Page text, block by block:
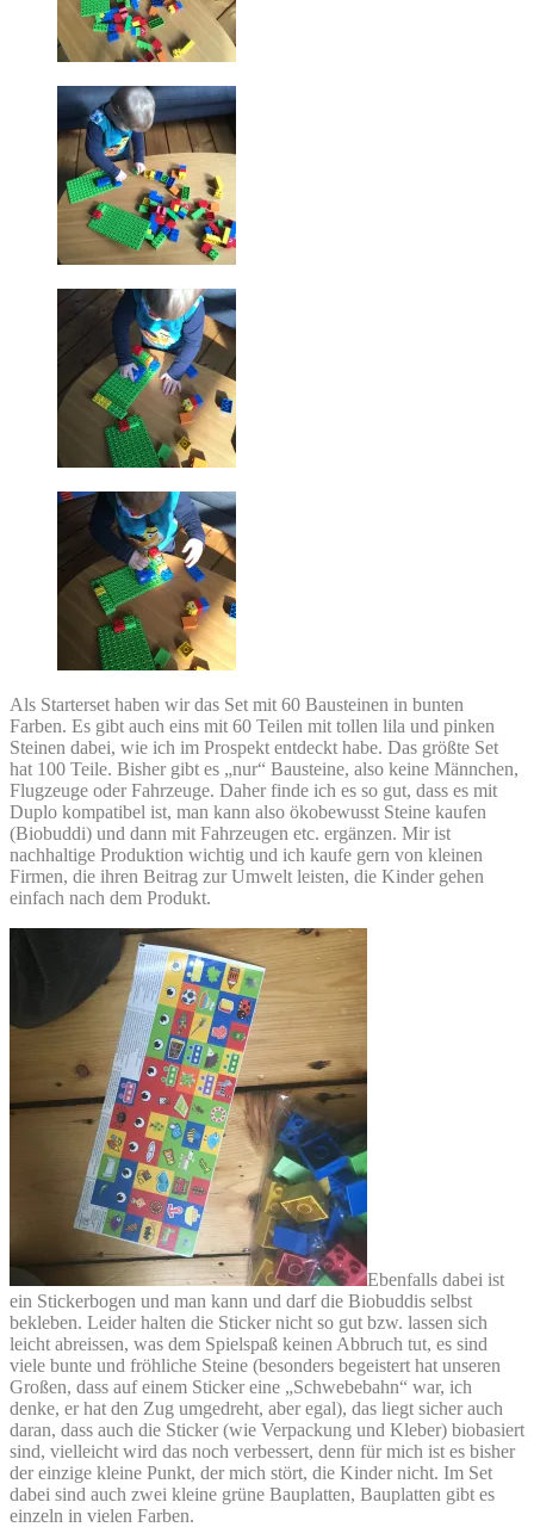
Als Starterset haben wir das Set mit 60 Bausteinen in bunten
Farben. Es gibt auch eins mit 60 Teilen mit tollen lila und pinken
Steinen dabei, wie ich im Prospekt entdeckt habe. Das größte Set
hat 100 Teile. Bisher gibt es „nur“ Bausteine, also keine Männchen,
Flugzeuge oder Fahrzeuge. Daher finde ich es so gut, dass es mit
Duplo kompatibel ist, man kann also ökobewusst Steine kaufen
(Biobuddi) und dann mit Fahrzeugen etc. ergänzen. Mir ist
nachhaltige Produktion wichtig und ich kaufe gern von kleinen
Firmen, die ihren Beitrag zur Umwelt leisten, die Kinder gehen
einfach nach dem Produkt.
Ebenfalls dabei ist
ein Stickerbogen und man kann und darf die Biobuddis selbst
bekleben. Leider halten die Sticker nicht so gut bzw. lassen sich
leicht abreissen, was dem Spielspaß keinen Abbruch tut, es sind
viele bunte und fröhliche Steine (besonders begeistert hat unseren
Großen, dass auf einem Sticker eine „Schwebebahn“ war, ich
denke, er hat den Zug umgedreht, aber egal), das liegt sicher auch
daran, dass auch die Sticker (wie Verpackung und Kleber) biobasiert
sind, vielleicht wird das noch verbessert, denn für mich ist es bisher
der einzige kleine Punkt, der mich stört, die Kinder nicht. Im Set
dabei sind auch zwei kleine grüne Bauplatten, Bauplatten gibt es
einzeln in vielen Farben.